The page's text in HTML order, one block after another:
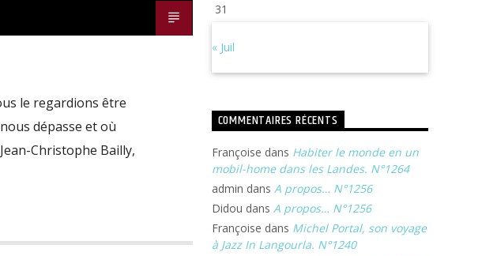
le regardions être
dépasse et où
Christophe Bailly,
31
« Juil
COMMENTAIRES RÉCENTS
Françoise dans Habiter le monde en un
mobil-home dans les Landes. N°1264
admin dans A propos… N°1256
Didou dans A propos… N°1256
Françoise dans Michel Portal, son voyage
à Jazz In Langourla. N°1240